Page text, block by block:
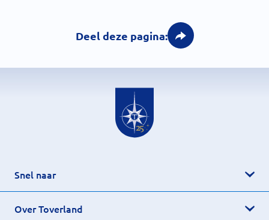
Deel deze pagina:
Snel naar
Over Toverland